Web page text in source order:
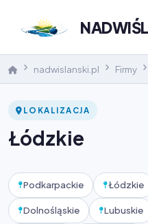
nadwislanski.pl Firmy
LOKALIZACJA
Łódzkie
Podkarpackie Łódzkie
Dolnośląskie Lubuskie